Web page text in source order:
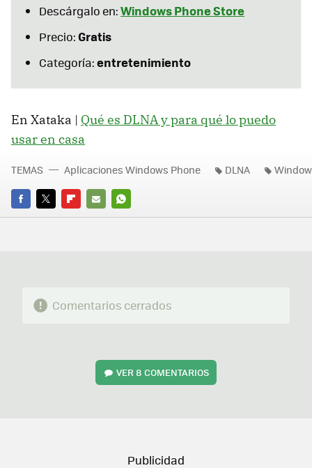
Descárgalo en:Windows Phone Store
Precio:Gratis
Categoría:entretenimiento
En Xataka | Qué es DLNA y para qué lo puedo
usar en casa
FACEBOOK
TWITTERFLIPBOARD
E-
WHATSAPP
TEMAS Aplicaciones Windows Phone DLNA
Comentarios cerrados
VER8 COMENTARIOS